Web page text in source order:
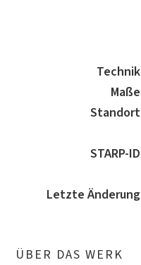
Technik
Maße
Standort
STARP-ID
Letzte Änderung
ÜBER DAS WERK